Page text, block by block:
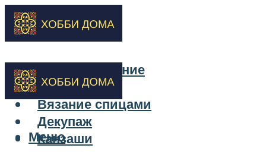
Бисероплетение
Вышивка
Вязание спицами
Декупаж
Канзаши
Меню